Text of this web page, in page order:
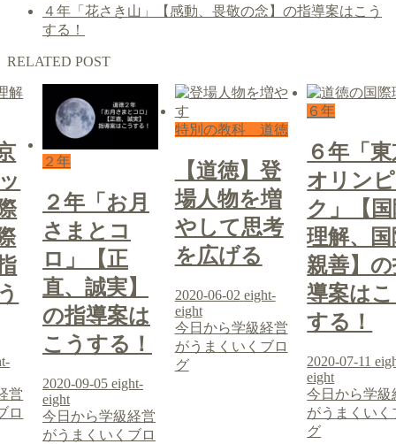
４年「花さき山」【感動、畏敬の念】の指導案はこう
する！
RELATED POST
営
ロ
２年
２年「お月
さまとコ
ロ」【正
直、誠実】
の指導案は
こうする！
2020-09-05 eight-
eight
今日から学級経営
がうまくいくブロ
特別の教科 道徳
【道徳】登
場人物を増
やして思考
を広げる
2020-06-02 eight-
eight
今日から学級経営
がうまくいくブロ
グ
６年
６年「
オリン
ク」【
理解、
親善】
導案は
する！
2020-07-11
eight
今日から学級
がうまくいく
グ